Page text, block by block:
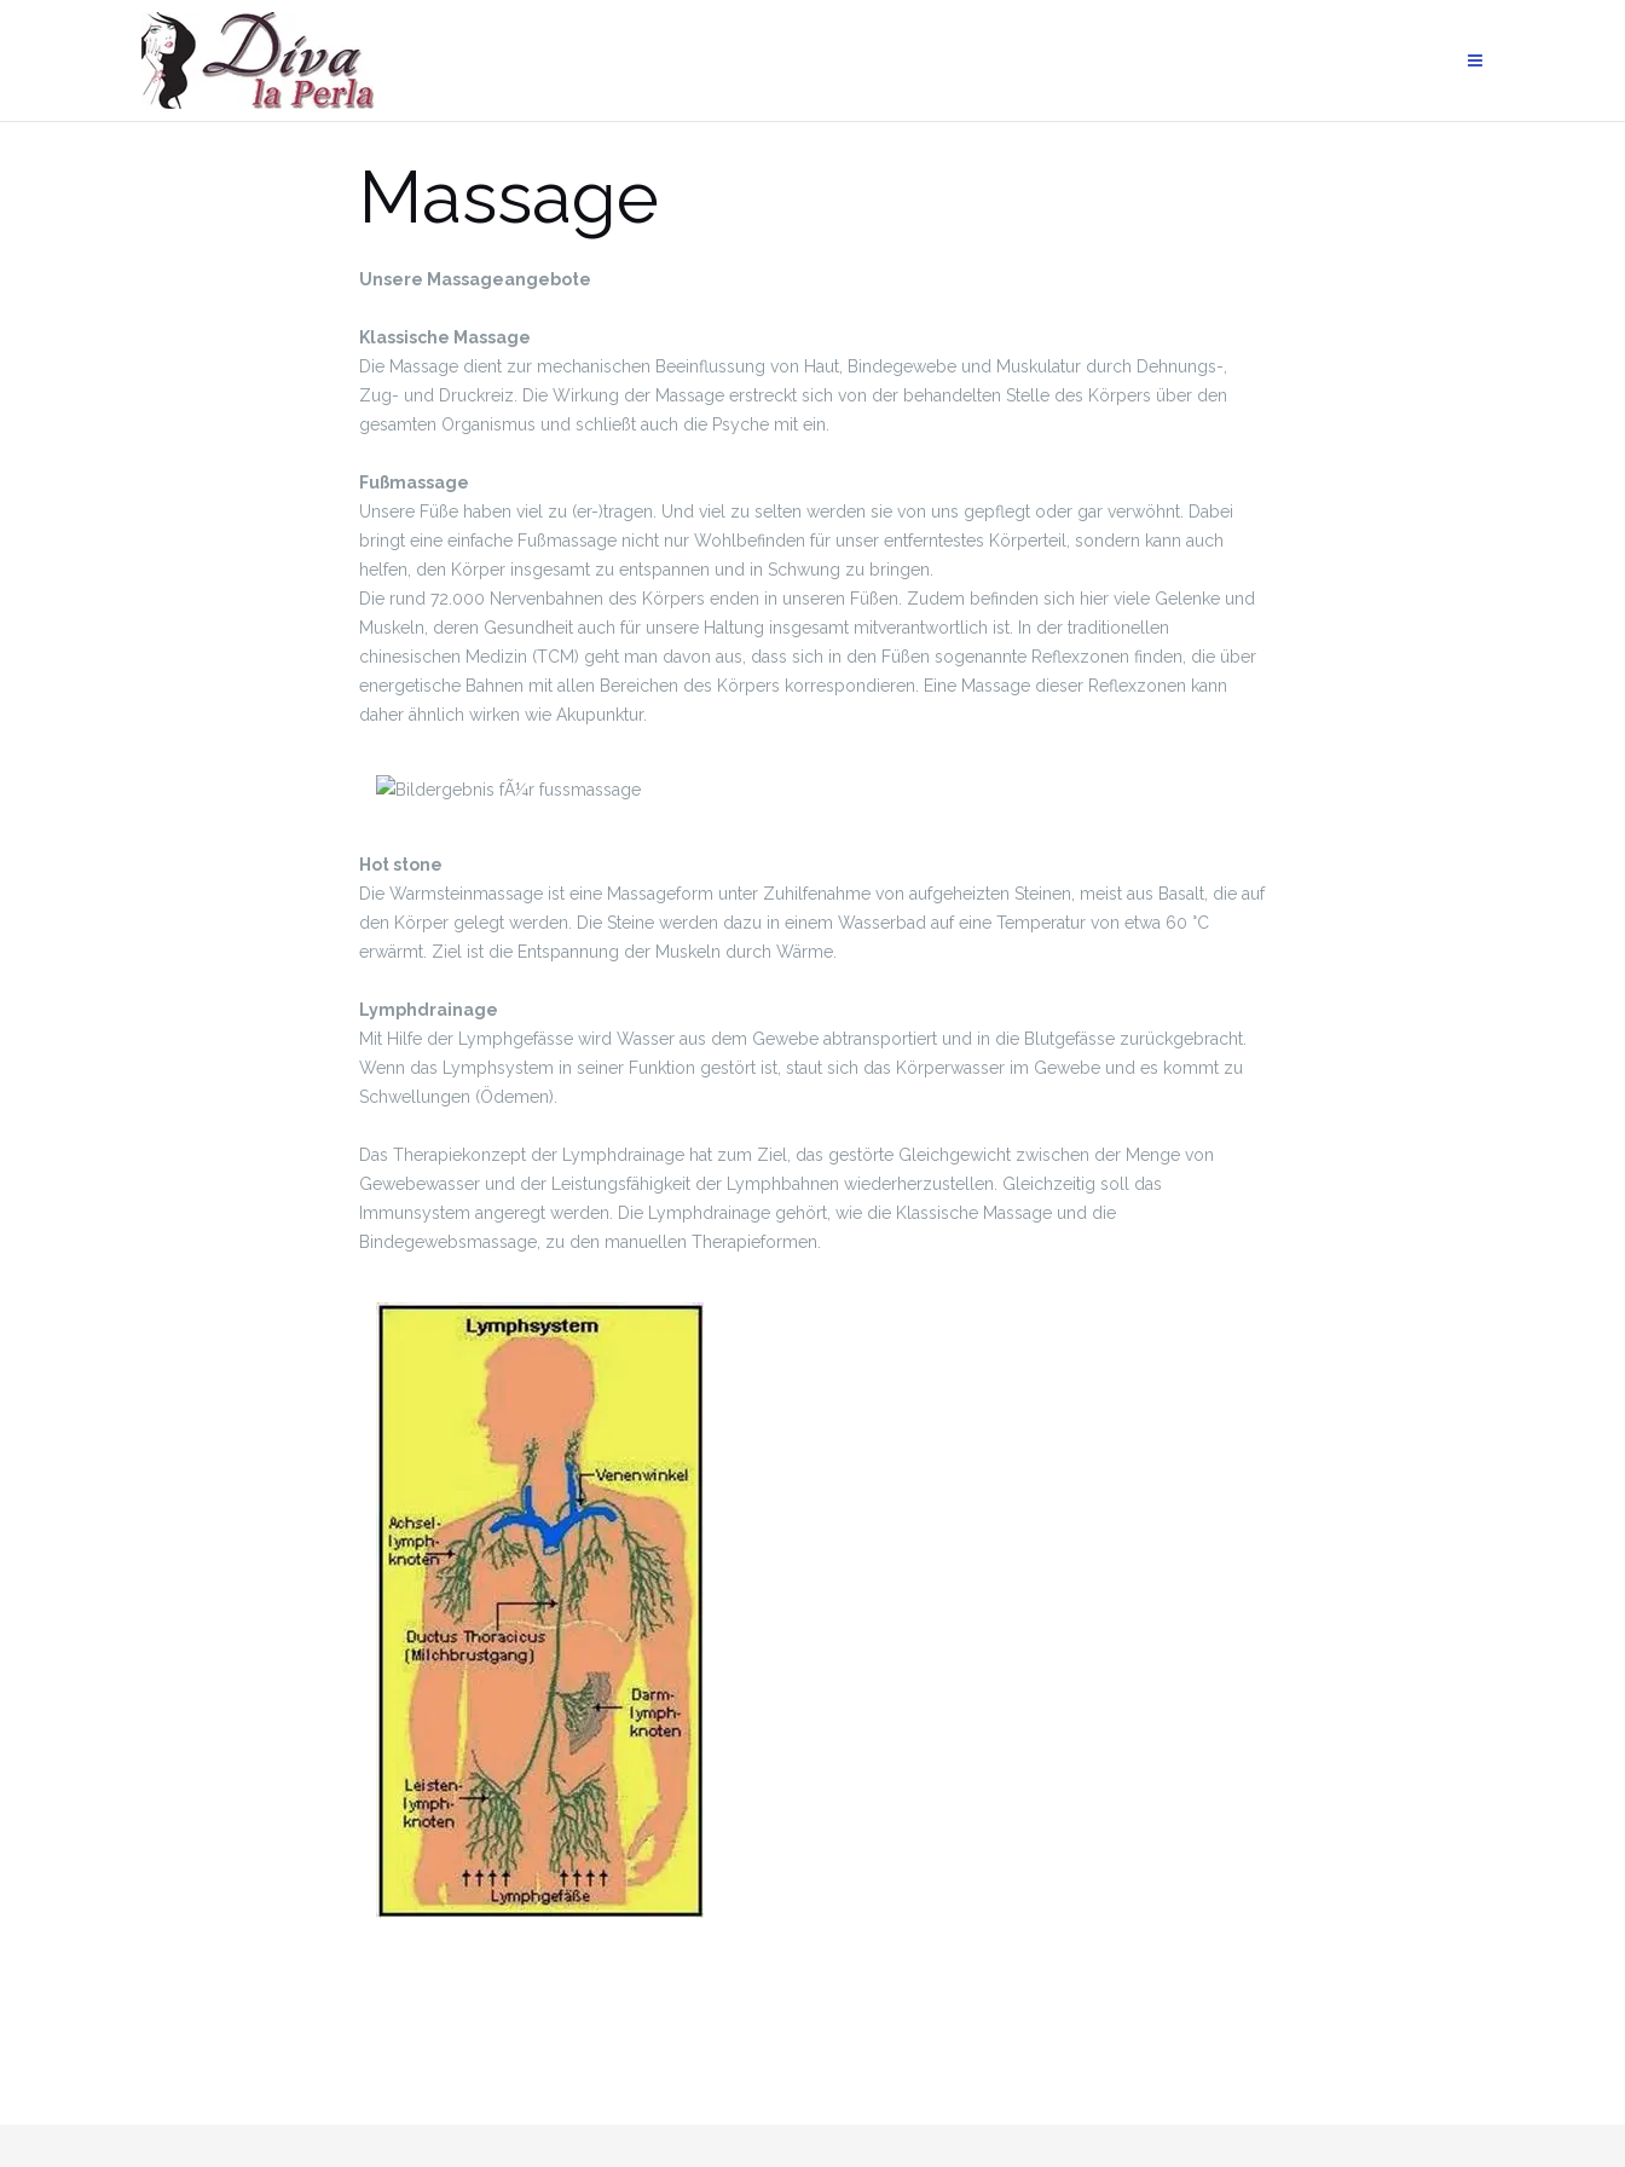
Massage
Unsere Massageangebote
Klassische Massage
Die Massage dient zur mechanischen Beeinflussung von Haut, Bindegewebe und Muskulatur durch Dehnungs-,
Zug- und Druckreiz. Die Wirkung der Massage erstreckt sich von der behandelten Stelle des Körpers über den
gesamten Organismus und schließt auch die Psyche mit ein.
Fußmassage
Unsere Füße haben viel zu (er-)tragen. Und viel zu selten werden sie von uns gepflegt oder gar verwöhnt. Dabei
bringt eine einfache Fußmassage nicht nur Wohlbefinden für unser entferntestes Körperteil, sondern kann auch
helfen, den Körper insgesamt zu entspannen und in Schwung zu bringen.
Die rund 72.000 Nervenbahnen des Körpers enden in unseren Füßen. Zudem befinden sich hier viele Gelenke und
Muskeln, deren Gesundheit auch für unsere Haltung insgesamt mitverantwortlich ist. In der traditionellen
chinesischen Medizin (TCM) geht man davon aus, dass sich in den Füßen sogenannte Reflexzonen finden, die über
energetische Bahnen mit allen Bereichen des Körpers korrespondieren. Eine Massage dieser Reflexzonen kann
daher ähnlich wirken wie Akupunktur.
Hot stone
Die Warmsteinmassage ist eine Massageform unter Zuhilfenahme von aufgeheizten Steinen, meist aus Basalt, die auf
den Körper gelegt werden. Die Steine werden dazu in einem Wasserbad auf eine Temperatur von etwa 60 °C
erwärmt. Ziel ist die Entspannung der Muskeln durch Wärme.
Lymphdrainage
Mit Hilfe der Lymphgefässe wird Wasser aus dem Gewebe abtransportiert und in die Blutgefässe zurückgebracht.
Wenn das Lymphsystem in seiner Funktion gestört ist, staut sich das Körperwasser im Gewebe und es kommt zu
Schwellungen (Ödemen).
Das Therapiekonzept der Lymphdrainage hat zum Ziel, das gestörte Gleichgewicht zwischen der Menge von
Gewebewasser und der Leistungsfähigkeit der Lymphbahnen wiederherzustellen. Gleichzeitig soll das
Immunsystem angeregt werden. Die Lymphdrainage gehört, wie die Klassische Massage und die
Bindegewebsmassage, zu den manuellen Therapieformen.